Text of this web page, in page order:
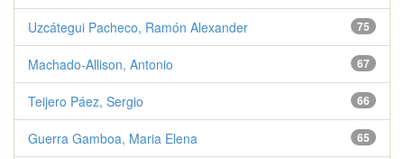
75
Uzcátegui Pacheco, Ramón Alexander
67
Machado-Allison, Antonio
66
Teijero Páez, Sergio
65
Guerra Gamboa, Maria Elena